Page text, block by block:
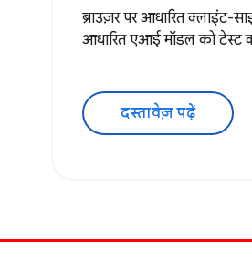
ब्राउज़र पर आधारित क्लाइंट-
आधारित एआई मॉडल को टेस्ट
दस्तावेज़ पढ़ें